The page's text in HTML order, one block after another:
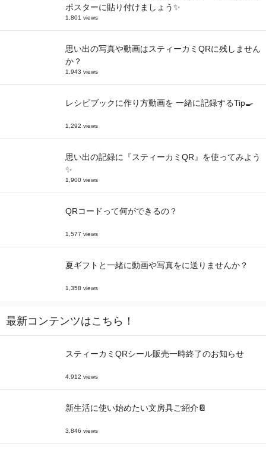
ポスターに貼り付けましょう✨
1,801 views
思い出の写真や動画はスティーカミQRに残しません
か？
1,943 views
レシピブックに作り方動画を 一緒に記録するTip🍳
1,292 views
思い出の記録に『スティーカミQR』を使ってみよう
✨
1,900 views
QRコードって何ができるの？
1,577 views
夏ギフトと一緒に動画や写真をに送りませんか？
1,358 views
最新コンテンツはこちら！
スティーカミQRシール販売一時終了のお知らせ
4,912 views
新生活に使い始めたい文房具ご紹介📔
3,846 views